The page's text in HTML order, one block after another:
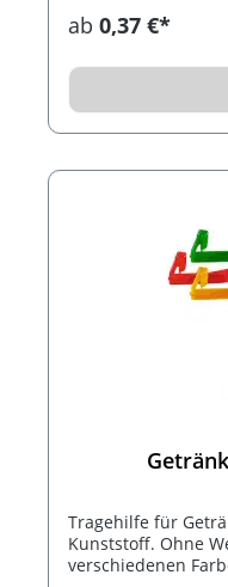
ab 0,37 €*
Tragehilfe für
Kunststoff. Ohne
verschiedenen